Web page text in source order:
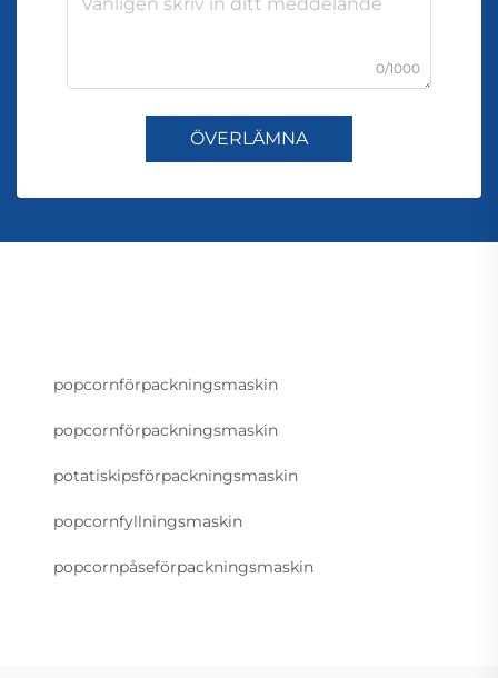
0/1000
ÖVERLÄMNA
popcornförpackningsmaskin
popcornförpackningsmaskin
potatiskipsförpackningsmaskin
popcornfyllningsmaskin
popcornpåseförpackningsmaskin